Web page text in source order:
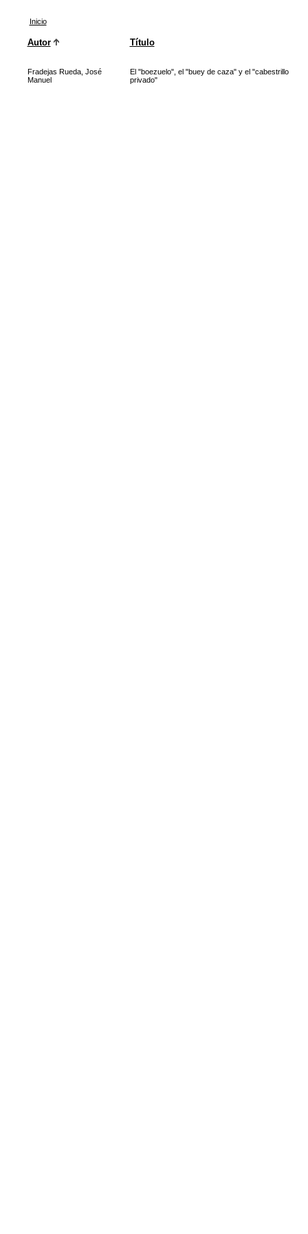
Inicio
Autor Título
Fradejas Rueda, José
Manuel
El "boezuelo", el "buey de caza" y el "cabestrillo
privado"